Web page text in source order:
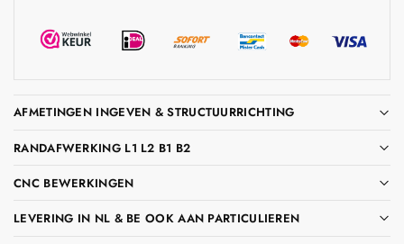
AFMETINGEN INGEVEN & STRUCTUURRICHTING
RANDAFWERKING L1 L2 B1 B2
CNC BEWERKINGEN
LEVERING IN NL & BE OOK AAN PARTICULIEREN